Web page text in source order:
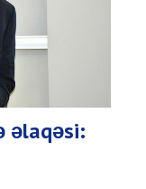
əlaqəsi: